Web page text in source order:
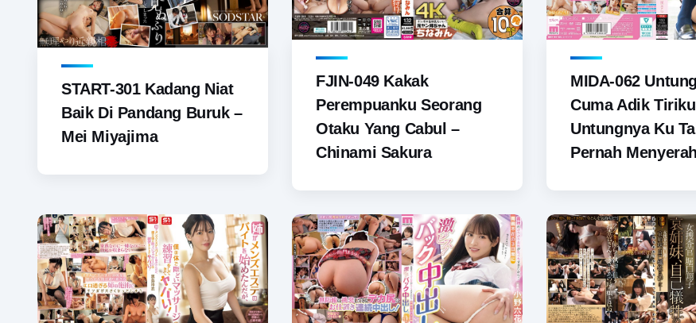
START-301 Kadang Niat
Baik Di Pandang Buruk –
Mei Miyajima
FJIN-049 Kakak
Perempuanku Seorang
Otaku Yang Cabul –
Chinami Sakura
MIDA-062
Cuma Adik
Untungnya Ku
Pernah